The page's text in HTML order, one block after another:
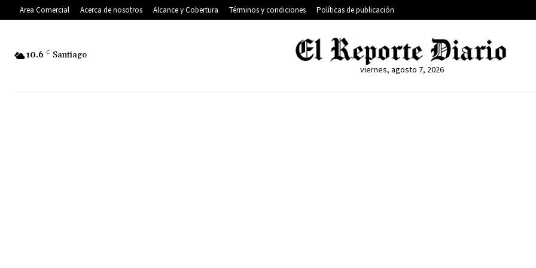
Area Comercial Acerca de nosotros Alcance y Cobertura Términos y condiciones Políticas de publicación
10.6 C Santiago
viernes, agosto 7, 2026